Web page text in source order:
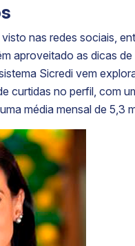
nas redes sociais,
aproveitado as dicas
Sicredi vem
curtidas no perfil, com
média mensal de 5,3